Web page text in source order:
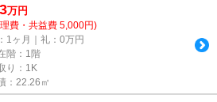
万円
費・共益費 5,000円)
1ヶ月｜礼：0万円
階：1階
り：1K
：22.26㎡